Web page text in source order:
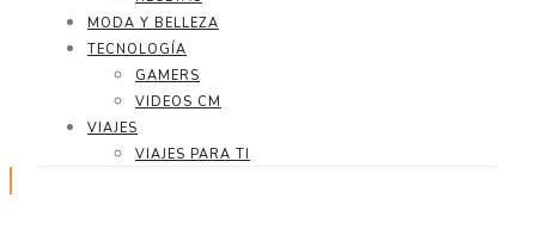
MODA Y BELLEZA
TECNOLOGÍA
GAMERS
VIDEOS CM
VIAJES
VIAJES PARA TI